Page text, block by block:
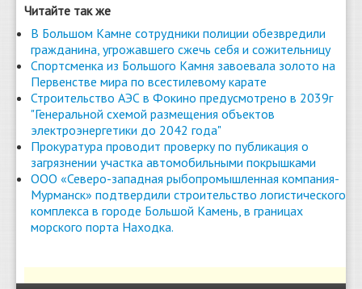
Читайте так же
В Большом Камне сотрудники полиции обезвредили
гражданина, угрожавшего сжечь себя и сожительницу
Спортсменка из Большого Камня завоевала золото на
Первенстве мира по всестилевому карате
Строительство АЭС в Фокино предусмотрено в 2039г
"Генеральной схемой размещения объектов
электроэнергетики до 2042 года"
Прокуратура проводит проверку по публикация о
загрязнении участка автомобильными покрышками
ООО «Северо-западная рыбопромышленная компания-
Мурманск» подтвердили строительство логистического
комплекса в городе Большой Камень, в границах
морского порта Находка.